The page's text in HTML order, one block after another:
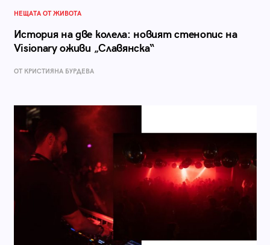
НЕЩАТА ОТ ЖИВОТА
История на две колела: новият стенопис на
Visionary оживи „Славянска“
ОТ КРИСТИЯНА БУРДЕВА